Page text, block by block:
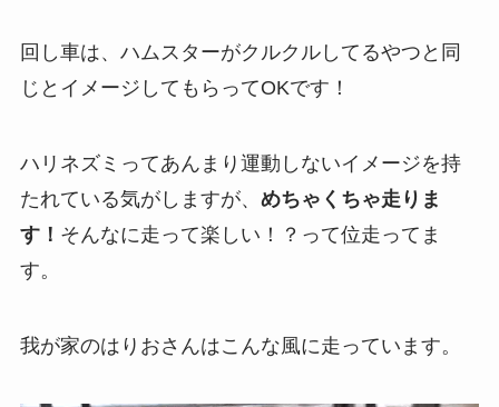
回し車は、ハムスターがクルクルしてるやつと同
じとイメージしてもらってOKです！
ハリネズミってあんまり運動しないイメージを持
たれている気がしますが、 めちゃくちゃ走りま
す！ そんなに走って楽しい！？って位走ってま
す。
我が家のはりおさんはこんな風に走っています。